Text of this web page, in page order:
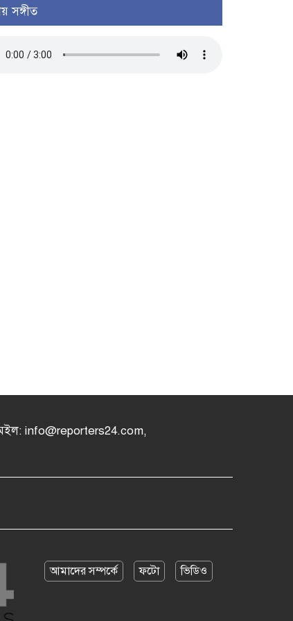
সঙ্গীত
info@reporters24.com,
আমাদের সম্পর্কে ফটো ভিডিও